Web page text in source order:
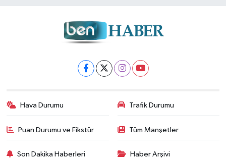
Hava Durumu Trafik Durumu
Puan Durumu ve Fikstür Tüm Manşetler
Son Dakika Haberleri Haber Arşivi